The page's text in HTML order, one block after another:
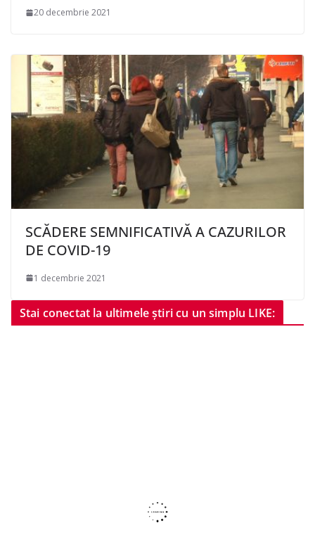
20 decembrie 2021
SCĂDERE SEMNIFICATIVĂ A CAZURILOR
DE COVID-19
1 decembrie 2021
Stai conectat la ultimele știri cu un simplu LIKE: